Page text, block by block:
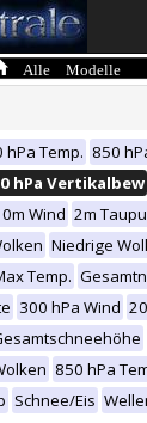
Alle Modelle
hPa Temp. 850
hPa Vertikalbew
Wind 2m
Niedrige
Temp.
300 hPa Wind
850 hPa
Schnee/Eis